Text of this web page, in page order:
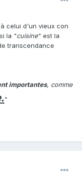
celui d'un vieux con
la "cuisine" est la
transcendance
importantes, comme
."